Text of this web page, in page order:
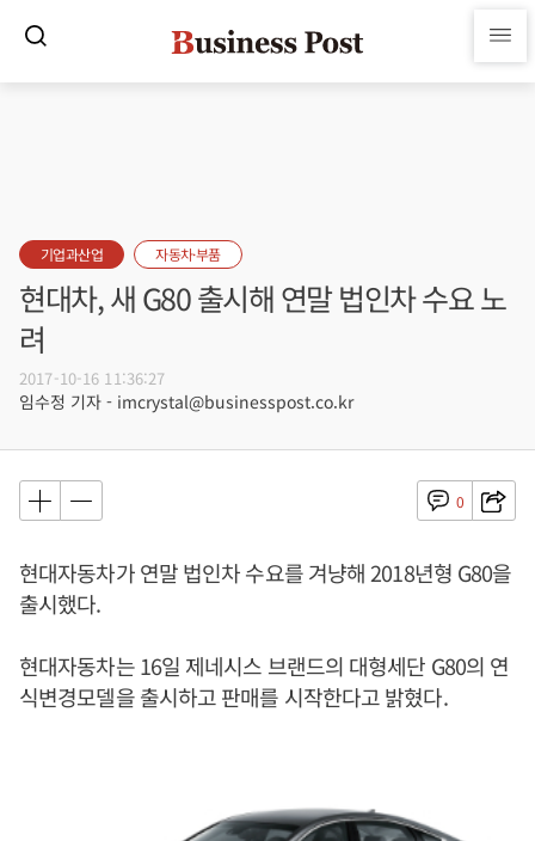
기업과산업 자동차·부품
현대차, 새 G80 출시해 연말 법인차 수요 노
려
2017-10-16 11:36:27
임수정 기자 - imcrystal@businesspost.co.kr
0
현대자동차가 연말 법인차 수요를 겨냥해 2018년형 G80을
출시했다.
현대자동차는 16일 제네시스 브랜드의 대형세단 G80의 연
식변경모델을 출시하고 판매를 시작한다고 밝혔다.